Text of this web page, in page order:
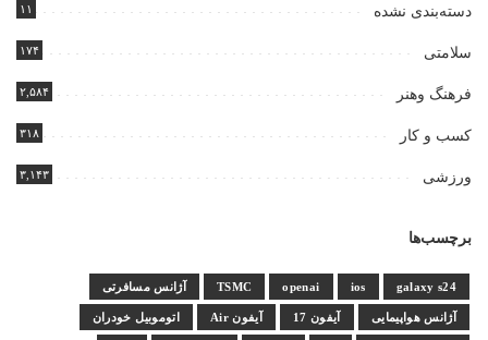
دسته‌بندی نشده ۱۱
سلامتی ۱۷۴
فرهنگ وهنر ۲,۵۸۴
کسب و کار ۳۱۸
ورزشی ۳,۱۴۳
برچسب‌ها
galaxy s24
ios
openai
TSMC آژانس مسافرتی
آژانس هواپیمایی آیفون 17 آیفون Air اتوموبیل خودران